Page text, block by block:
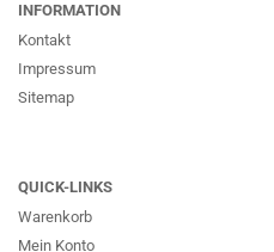
INFORMATION
Kontakt
Impressum
Sitemap
QUICK-LINKS
Warenkorb
Mein Konto